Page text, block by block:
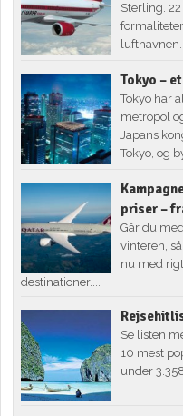
Sterling.
lufthavnen.
Tokyo –
Tokyo har
metropol
Japans
Tokyo, og
priser –
Går du
vinteren,
nu med
destinationer....
Se listen
10 mest
under